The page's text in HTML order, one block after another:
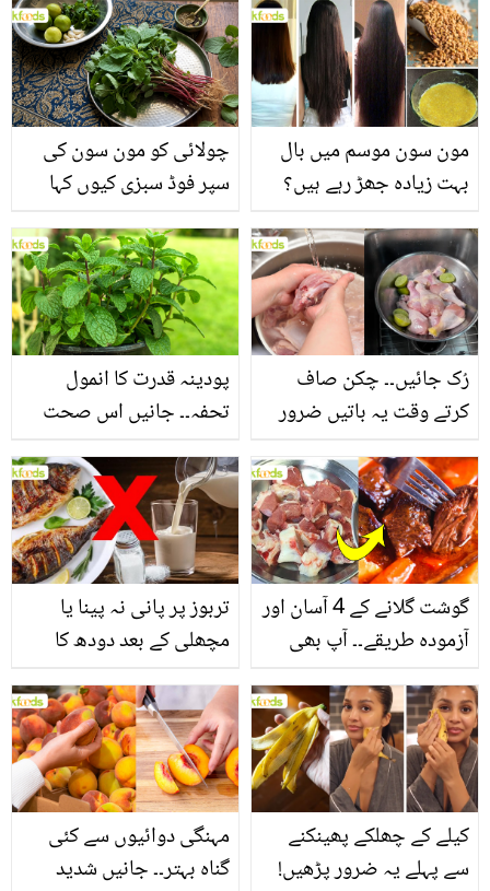
چولائی کو مون سون کی
سپر فوڈ سبزی کیوں کہا
منرلز اور اینٹی آکسیڈنٹس
سے بھرپور اس سبزی کے
فائدے
مون سون موسم میں بال
بہت زیادہ جھڑ رہے ہیں؟
بنانے کے چند قدرتی طریقے
پودینہ قدرت کا انمول
تحفہ۔۔ جانیں اس صحت
انگیز طبی فوائد
رُک جائیں۔۔ چکن صاف
کرتے وقت یہ باتیں ضرور
تربوز پر پانی نہ پینا یا
مچھلی کے بعد دودھ کا
سے متعلق غلط فہمیوں کی
حقیقت کیا ہے اور افواہ
کیا؟
گوشت گلانے کے 4 آسان اور
آزمودہ طریقے۔۔ آپ بھی
بتائے راز
مہنگی دوائیوں سے کئی
گناہ بہتر۔۔ جانیں شدید
کیلے کے چھلکے پھینکنے
سے پہلے یہ ضرور پڑھیں!